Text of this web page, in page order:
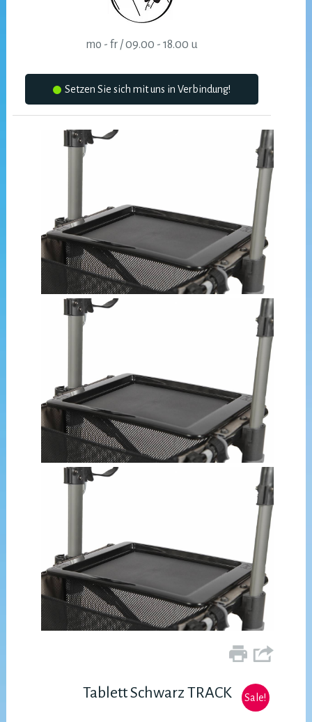
mo - fr / 09.00 - 18.00 u
Setzen Sie sich mit uns in Verbindung!
Sale!
Tablett Schwarz TRACK